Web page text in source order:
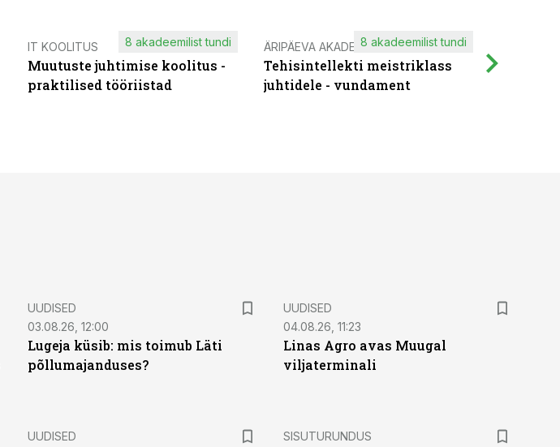
IT KOOLITUS
Muutuste juhtimise koolitus -
praktilised tööriistad
8 akadeemilist tundi ÄRIPÄEVA AKADEEMIA
Tehisintellekti meistriklass
juhtidele - vundament
8 akadeemilist tundi
UUDISED
03.08.26, 12:00
Lugeja küsib: mis toimub Läti
põllumajanduses?
UUDISED
04.08.26, 11:23
Linas Agro avas Muugal
viljaterminali
UUDISED
ST
SISUTURUNDUS